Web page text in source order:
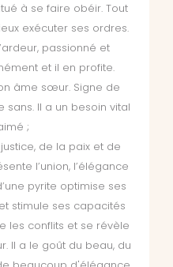
à se faire obéir. Tout
exécuter ses ordres.
passionné et
et il en profite.
âme sœur. Signe de
sans. Il a un besoin vital
;
de la paix et de
l’union, l’élégance
pyrite optimise ses
stimule ses capacités
les conflits et se révèle
Il a le goût du beau, du